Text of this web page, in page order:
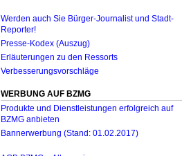
Werden auch Sie Bürger-Journalist und Stadt-
Reporter!
Presse-Kodex (Auszug)
Erläuterungen zu den Ressorts
Verbesserungsvorschläge
WERBUNG AUF BZMG
Produkte und Dienstleistungen erfolgreich auf
BZMG anbieten
Bannerwerbung (Stand: 01.02.2017)